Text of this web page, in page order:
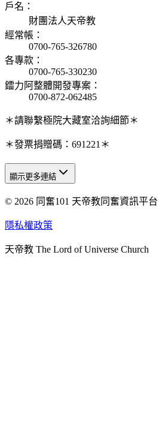
戶名 ：
財團法人天帝教
經常帳 ：
0700-765-326780
各專款 ：
0700-765-330230
鐳力阿整體開發專案 ：
0700-872-062485
＊請聯繫極院大藏室洽詢細節＊
＊發票捐贈碼：691221＊
天人研究總院
天人研究學院
天人炁功院
顯示更多連結
© 2026 同奮101 天帝教同奮資訊平台
隱私權政策
天帝教 The Lord of Universe Church